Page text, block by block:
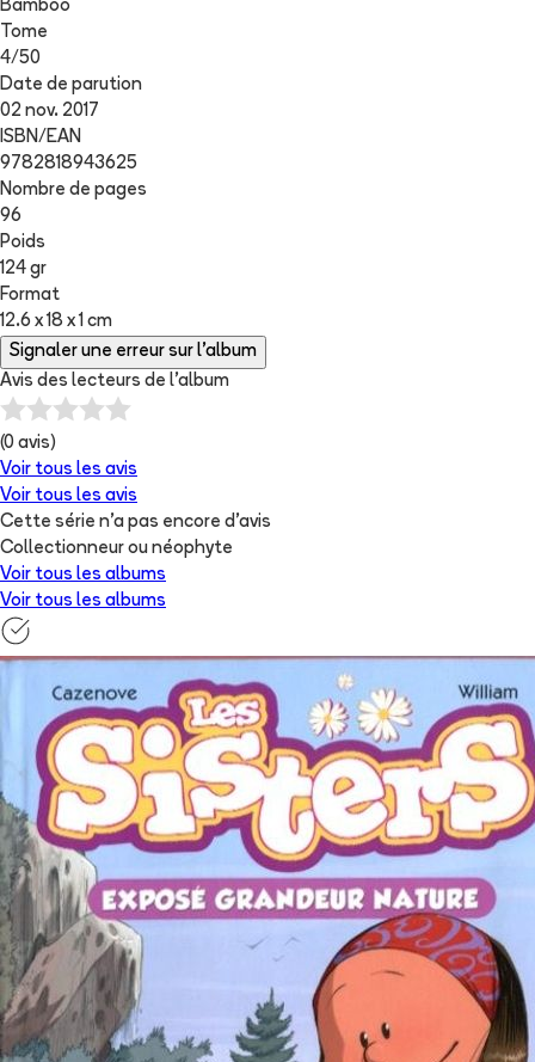
Bamboo
Tome
4/50
Date de parution
02 nov. 2017
ISBN/EAN
9782818943625
Nombre de pages
96
Poids
124 gr
Format
12.6 x 18 x 1 cm
Signaler une erreur sur l'album
Avis des lecteurs de l'album
(0 avis)
Voir tous les avis
Voir tous les avis
Cette série n'a pas encore d'avis
Collectionneur ou néophyte
Voir tous les albums
Voir tous les albums